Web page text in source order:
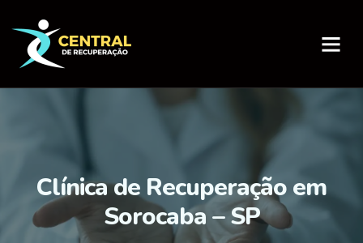
Clínica de Recuperação em
Sorocaba – SP